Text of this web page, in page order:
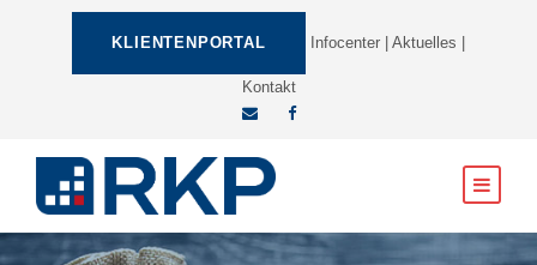
KLIENTENPORTAL Infocenter| Aktuelles
Kontakt